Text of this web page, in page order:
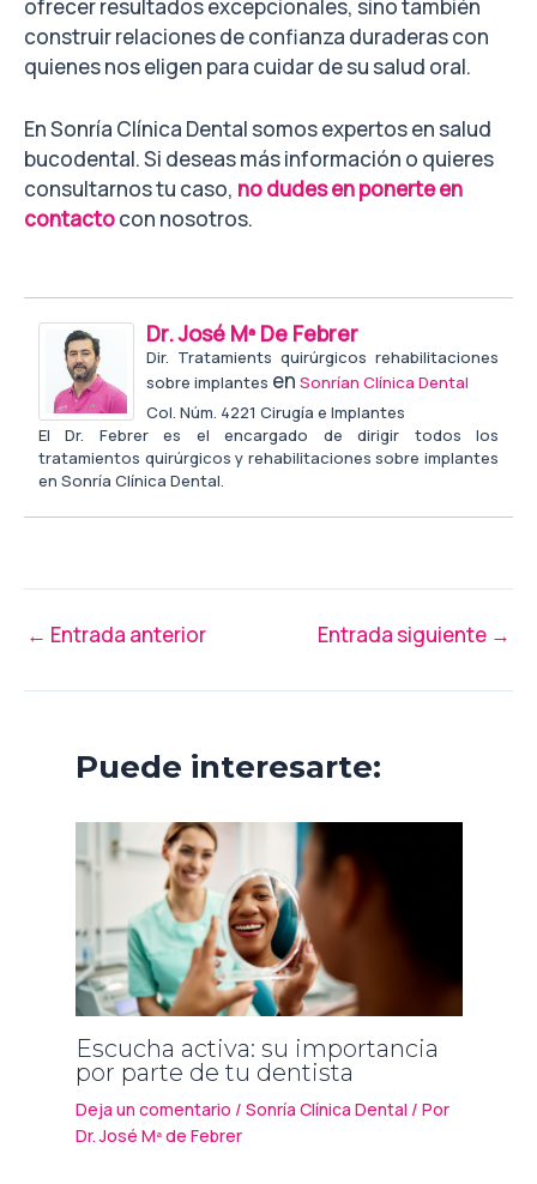
ofrecer resultados excepcionales, sino también
construir relaciones de confianza duraderas con
quienes nos eligen para cuidar de su salud oral.
En Sonría Clínica Dental somos expertos en salud
bucodental. Si deseas más información o quieres
consultarnos tu caso, no dudes en ponerte en
contactocon nosotros.
Dr. José Mª De Febrer
Dir. Tratamients quirúrgicos rehabilitaciones
sobre implantes en Sonrían Clínica Dental
Col. Núm. 4221 Cirugía e Implantes
El Dr. Febrer es el encargado de dirigir todos los
tratamientos quirúrgicos y rehabilitaciones sobre implantes
en Sonría Clínica Dental.
← Entrada anterior Entrada siguiente →
Puede interesarte:
Escucha activa: su importancia
por parte de tu dentista
Deja un comentario / Sonría Clínica Dental / Por
Dr. José Mª de Febrer